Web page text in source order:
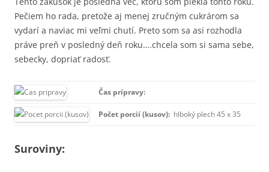
Pečiem ho rada, pretože aj menej zručným cukrárom sa
vydarí a naviac mi veľmi chutí. Preto som sa asi rozhodla
práve preň v posledný deň roku….chcela som si sama sebe,
sebecky, dopriať radosť.
Čas prípravy:
Počet porcií (kusov): hlboký plech 45 x 35
Suroviny: